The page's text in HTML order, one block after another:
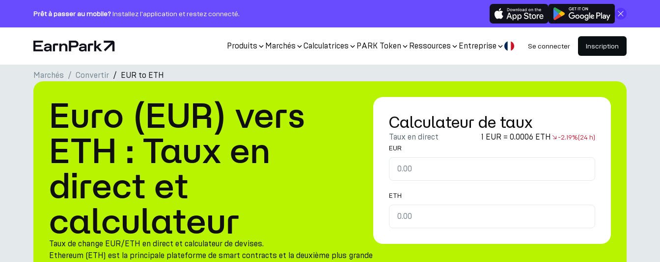
Prêt à passer au mobile?Installez l'application et restez connecté. Fermer
Page d'accueil Produits Marchés Calculatrices PARK Token Ressources Entreprise Se connecter Inscription
Produits
Marchés
Calculatrices
PARK Token
Ressources
Entreprise
Marchés Convertir EUR to ETH
Euro (EUR) vers
ETH : Taux en
direct et
calculateur
Taux de change EUR/ETH en direct et calculateur de devises.
Ethereum (ETH) est la principale plateforme de smart contracts et la deuxième plus grande
Calculateur de taux
Taux en direct 1 EUR = 0.0006 ETH -2.19%(24 h)
EUR
ETH